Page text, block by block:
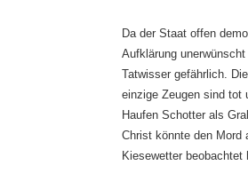
Da der Staat offen
Aufklärung
Tatwisser gefährlich.
einzige Zeugen sind tot
Haufen Schotter als
Christ könnte den Mord
Kiesewetter beobachtet